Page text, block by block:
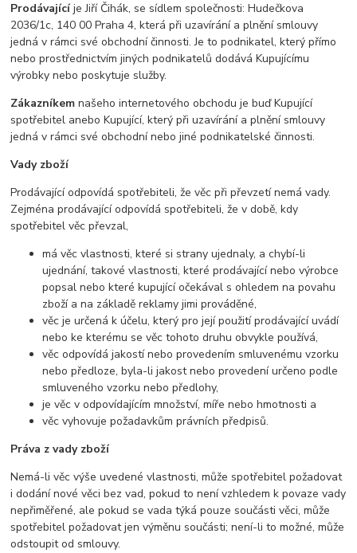
Prodávajícíje Jiří Čihák, se sídlem společnosti: Hudečkova
2036/1c, 140 00 Praha 4, která při uzavírání a plnění smlouvy
jedná v rámci své obchodní činnosti. Je to podnikatel, který přímo
nebo prostřednictvím jiných podnikatelů dodává Kupujícímu
výrobky nebo poskytuje služby.
Zákazníkem našeho internetového obchodu je buď Kupující
spotřebitel anebo Kupující, který při uzavírání a plnění smlouvy
jedná v rámci své obchodní nebo jiné podnikatelské činnosti.
Vady zboží
Prodávající odpovídá spotřebiteli, že věc při převzetí nemá vady.
Zejména prodávající odpovídá spotřebiteli, že v době, kdy
spotřebitel věc převzal,
má věc vlastnosti, které si strany ujednaly, a chybí-li
ujednání, takové vlastnosti, které prodávající nebo výrobce
popsal nebo které kupující očekával s ohledem na povahu
zboží a na základě reklamy jimi prováděné,
věc je určená k účelu, který pro její použití prodávající uvádí
nebo ke kterému se věc tohoto druhu obvykle používá,
věc odpovídá jakostí nebo provedením smluvenému vzorku
nebo předloze, byla-li jakost nebo provedení určeno podle
smluveného vzorku nebo předlohy,
je věc v odpovídajícím množství, míře nebo hmotnosti a
věc vyhovuje požadavkům právních předpisů.
Práva z vady zboží
Nemá-li věc výše uvedené vlastnosti, může spotřebitel požadovat
i dodání nové věci bez vad, pokud to není vzhledem k povaze vady
nepřiměřené, ale pokud se vada týká pouze součásti věci, může
spotřebitel požadovat jen výměnu součásti; není-li to možné, může
odstoupit od smlouvy.